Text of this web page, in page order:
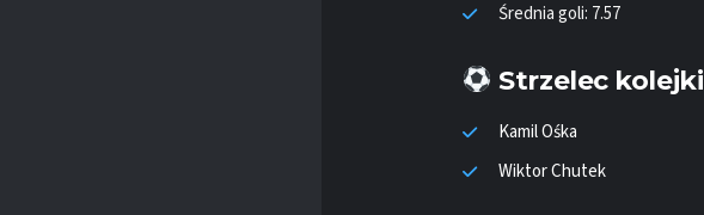
Średnia goli: 7.57
Strzelec kolejki
Kamil Ośka
Wiktor Chutek